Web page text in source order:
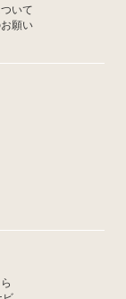
いて
願い